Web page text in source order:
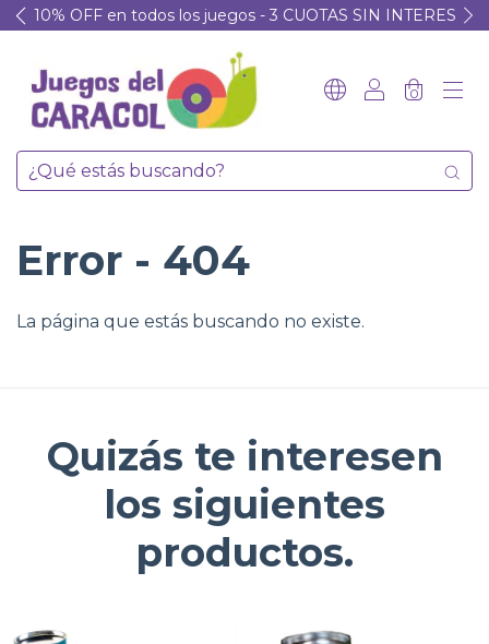
10% OFF en todos los juegos - 3 CUOTAS SIN INTERES
0
Error - 404
La página que estás buscando no existe.
Quizás te interesen
los siguientes
productos.